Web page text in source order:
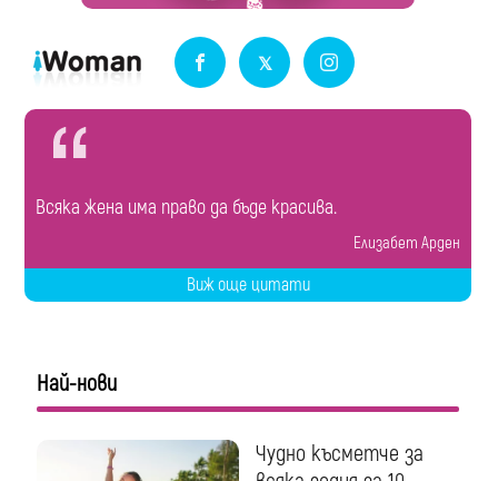
Всяка жена има право да бъде красива.
Елизабет Арден
Виж още цитати
Най-нови
Чудно късметче за